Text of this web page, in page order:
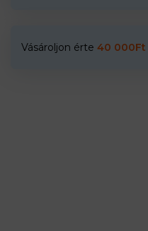
Vásároljon érte 40 000Ft